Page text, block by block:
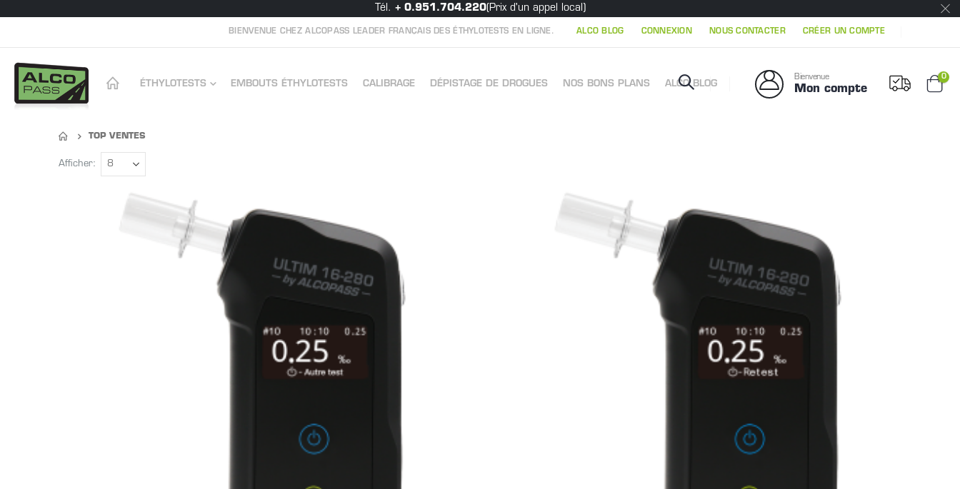
Tél. + 0.951.704.220(Prix d'un appel local)
BIENVENUE CHEZ ALCOPASS LEADER FRANÇAIS DES ÉTHYLOTESTS EN LIGNE. ALCO BLOG CONNEXION NOUS CONTACTER CRÉER UN COMPTE
ÉTHYLOTESTS EMBOUTS ÉTHYLOTESTS CALIBRAGE DÉPISTAGE DE DROGUES NOS BONS PLANS ALCO BLOG
Bienvenue
Mon compte
0
TOP VENTES
Afficher